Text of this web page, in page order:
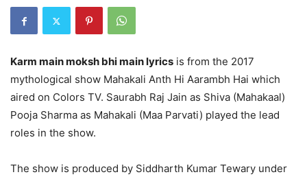
Karm main moksh bhi main lyrics is from the 2017
mythological show Mahakali Anth Hi Aarambh Hai which
aired on Colors TV. Saurabh Raj Jain as Shiva (Mahakaal)
Pooja Sharma as Mahakali (Maa Parvati) played the lead
roles in the show.
The show is produced by Siddharth Kumar Tewary under